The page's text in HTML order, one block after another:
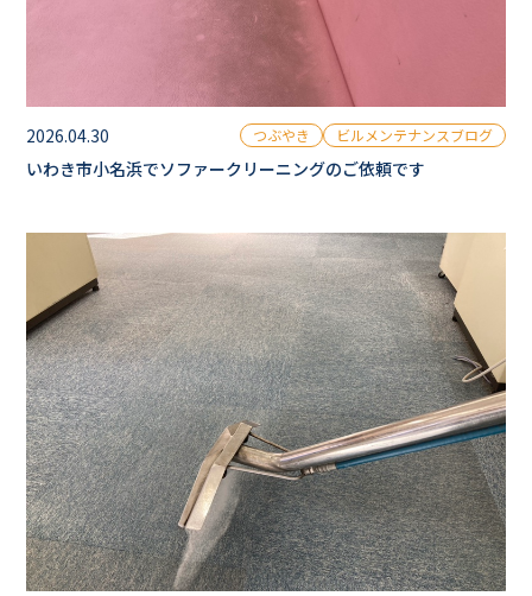
2026.04.30 つぶやき ビルメンテナンスブログ
いわき市小名浜でソファークリーニングのご依頼です